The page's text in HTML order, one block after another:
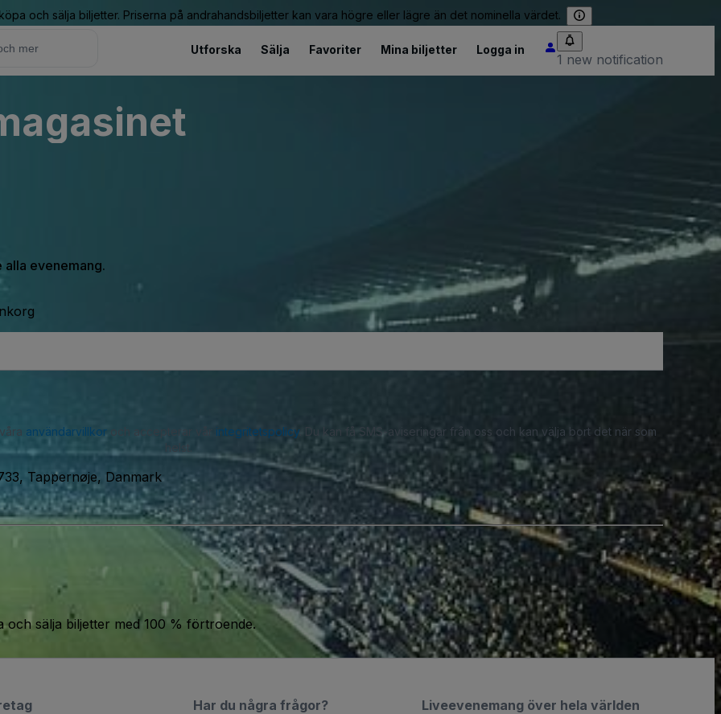
och sälja biljetter. Priserna på andrahandsbiljetter kan vara högre eller lägre än det nominella värdet.
Utforska Sälja Favoriter Mina biljetter Logga in
1 new notification
alla evenemang.
användarvillkoroch accepterar vår integritetspolicy. Du kan få SMS-aviseringar från oss och kan välja bort det när som
helst.
Tappernøje, Danmark
sälja biljetter med 100 % förtroende.
Liveevenemang över hela världen
Har du några frågor?